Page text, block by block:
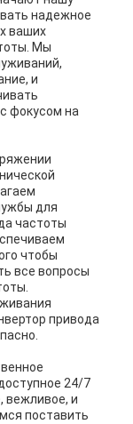
надежное
ваших
Мы
и
фокусом на
для
частоты
чтобы
все вопросы
привода
24/7
вежливое, и
поставить